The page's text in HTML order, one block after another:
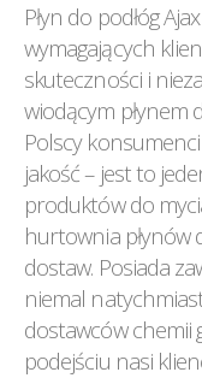
Płyn do podłóg
wymagających
skuteczności i
wiodącym płynem
Polscy
jakość – jest to
produktów do
hurtownia płynów
dostaw. Posiada
niemal
dostawców chemii
podejściu nasi